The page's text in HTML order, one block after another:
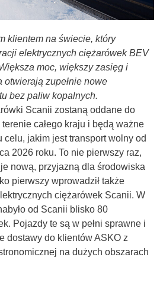
klientem na świecie, który
elektrycznych ciężarówek BEV
moc, większy zasięg i
otwierają zupełnie nowe
bez paliw kopalnych.
Scanii zostaną oddane do
całego kraju i będą ważne
jakim jest transport wolny od
2026 roku. To nie pierwszy raz,
nową, przyjazną dla środowiska
pierwszy wprowadził także
ciężarówek Scanii. W
od Scanii blisko 80
Pojazdy te są w pełni sprawne i
dostawy do klientów ASKO z
na dużych obszarach